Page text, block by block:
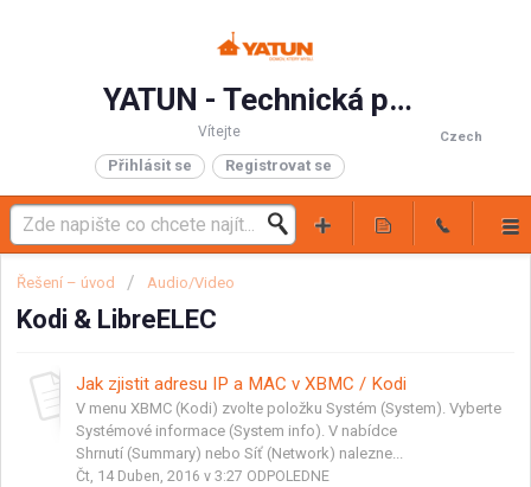
YATUN - Technická podpora
Czech
Vítejte
Přihlásit se Registrovat se
Řešení – úvod Audio/Video
Kodi & LibreELEC
Jak zjistit adresu IP a MAC v XBMC / Kodi
V menu XBMC (Kodi) zvolte položku Systém (System). Vyberte
Systémové informace (System info). V nabídce
Shrnutí (Summary) nebo Síť (Network) nalezne...
Čt, 14 Duben, 2016 v 3:27 ODPOLEDNE